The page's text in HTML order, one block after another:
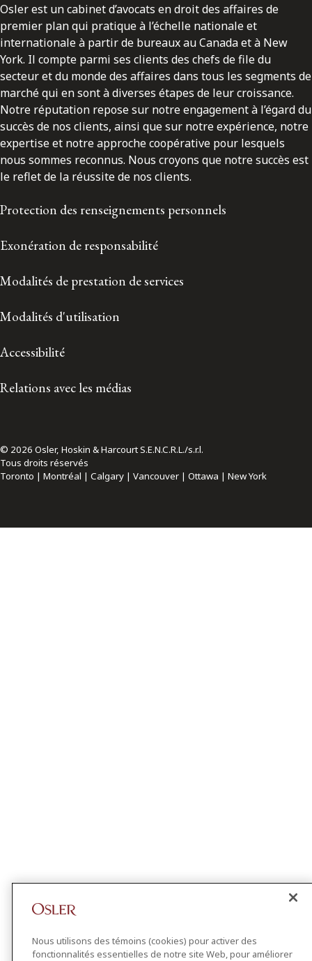
Osler est un cabinet d’avocats en droit des affaires de
premier plan qui pratique à l’échelle nationale et
internationale à partir de bureaux au Canada et à New
York. Il compte parmi ses clients des chefs de file du
secteur et du monde des affaires dans tous les segments de
marché qui en sont à diverses étapes de leur croissance.
Notre réputation repose sur notre engagement à l’égard du
succès de nos clients, ainsi que sur notre expérience, notre
expertise et notre approche coopérative pour lesquels
nous sommes reconnus. Nous croyons que notre succès est
le reflet de la réussite de nos clients.
Protection des renseignements personnels
Exonération de responsabilité
Modalités de prestation de services
Modalités d'utilisation
Accessibilité
Relations avec les médias
© 2026 Osler, Hoskin & Harcourt S.E.N.C.R.L./s.r.l.
Tous droits réservés
Toronto | Montréal | Calgary | Vancouver | Ottawa | New York
Nous utilisons des témoins (cookies) pour activer des
fonctionnalités essentielles de notre site Web, pour améliorer